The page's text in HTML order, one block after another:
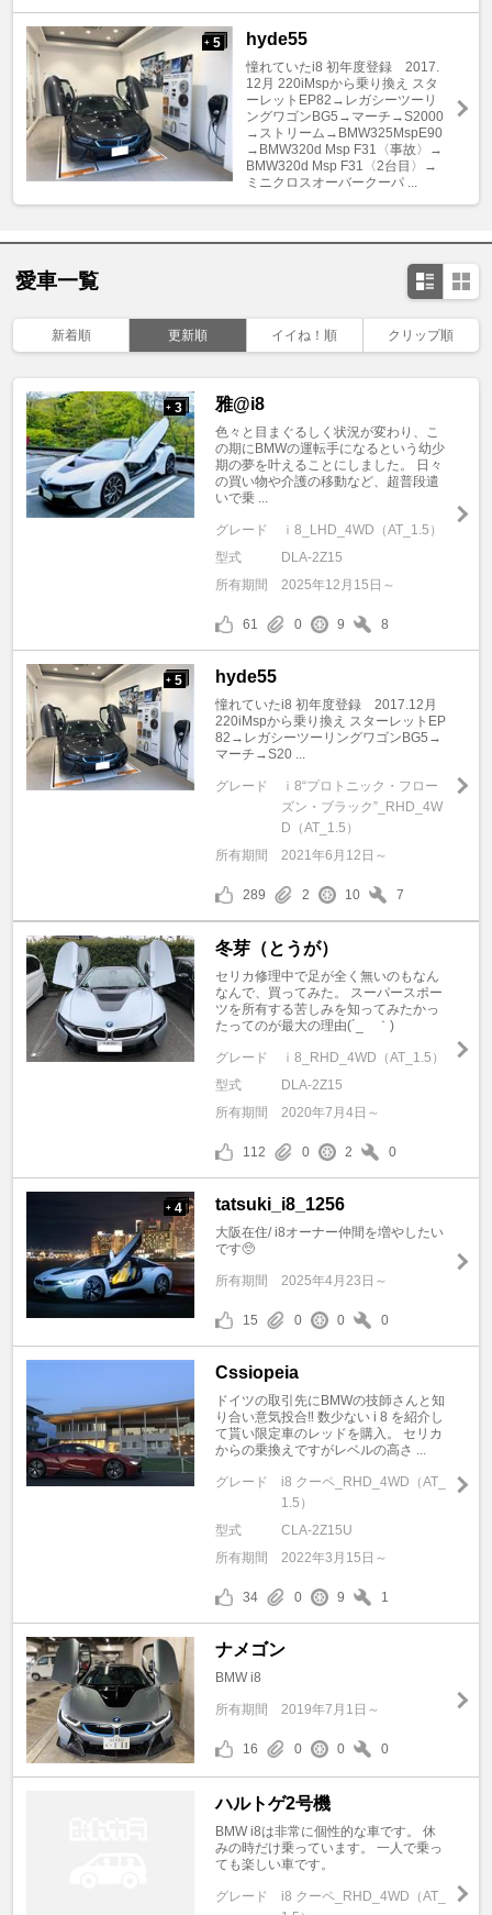
+ 5 hyde55
憧れていたi8 初年度登録 2017.
12月 220iMspから乗り換え スタ
ーレットEP82→レガシーツーリ
ングワゴンBG5→マーチ→S2000
→ストリーム→BMW325MspE90
→BMW320d Msp F31〈事故〉→
BMW320d Msp F31〈2台目〉→
ミニクロスオーバークーパ ...
愛車一覧
新着順 更新順 イイね！順 クリップ順
+ 3 雅@i8
色々と目まぐるしく状況が変わり、こ
の期にBMWの運転手になるという幼少
期の夢を叶えることにしました。 日々
の買い物や介護の移動など、超普段遣
いで乗 ...
グレード
ｉ8_LHD_4WD（AT_1.5）
型式
DLA-2Z15
所有期間
2025年12月15日～
61 0 9 8
+ 5 hyde55
憧れていたi8 初年度登録 2017.12月
220iMspから乗り換え スターレットEP
82→レガシーツーリングワゴンBG5→
マーチ→S20 ...
グレード
ｉ8“プロトニック・フロー
ズン・ブラック”_RHD_4W
D（AT_1.5）
所有期間
2021年6月12日～
289 2 10 7
冬芽（とうが）
セリカ修理中で足が全く無いのもなん
なんで、買ってみた。 スーパースポー
ツを所有する苦しみを知ってみたかっ
たってのが最大の理由(´_ゝ｀)
グレード
ｉ8_RHD_4WD（AT_1.5）
型式
DLA-2Z15
所有期間
2020年7月4日～
112 0 2 0
+ 4 tatsuki_i8_1256
大阪在住/ i8オーナー仲間を増やしたい
です🥺
所有期間 2025年4月23日～
15 0 0 0
Cssiopeia
ドイツの取引先にBMWの技師さんと知
り合い意気投合‼︎ 数少ない i 8 を紹介し
て貰い限定車のレッドを購入。 セリカ
からの乗換えですがレベルの高さ ...
グレード
i8 クーペ_RHD_4WD（AT_
1.5）
型式
CLA-2Z15U
所有期間
2022年3月15日～
34 0 9 1
ナメゴン
BMW i8
所有期間 2019年7月1日～
16 0 0 0
ハルトゲ2号機
BMW i8は非常に個性的な車です。 休
みの時だけ乗っています。 一人で乗っ
ても楽しい車です。
グレード
i8 クーペ_RHD_4WD（AT_